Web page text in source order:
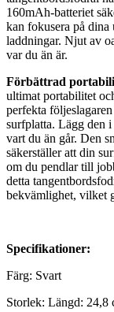
160mAh-batteriet
kan fokusera på
laddningar. Njut av
var du än är.
Förbättrad
ultimat portabilitet
perfekta
surfplatta. Lägg den
vart du än går. Den
säkerställer att din
om du pendlar till
detta
bekvämlighet, vilket
Specifikationer:
Färg: Svart
Storlek: Längd: 24,8